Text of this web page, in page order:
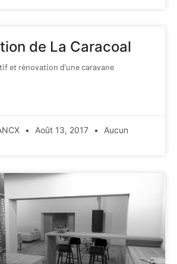
de La Caracoal
et rénovation d’une caravane
Août 13, 2017
Aucun